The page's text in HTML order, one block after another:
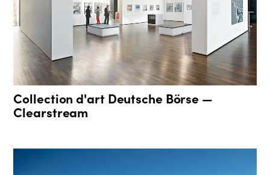
Collection d'art Deutsche Börse —
Clearstream